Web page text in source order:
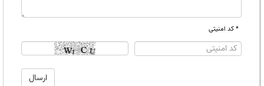
* کد امنیتی